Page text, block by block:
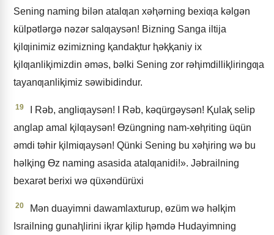
Sening naming bilǝn atalƣan xǝⱨǝrning bexiƣa kǝlgǝn
külpǝtlǝrgǝ nǝzǝr salƣaysǝn! Bizning Sanga iltija
ⱪilƣinimiz ɵzimizning ⱪandaⱪtur ⱨǝⱪⱪaniy ix
ⱪilƣanliⱪimizdin ǝmǝs, bǝlki Sening zor rǝⱨimdilliⱪliringƣa
tayanƣanliⱪimiz sǝwibidindur.
19
I Rǝb, angliƣaysǝn! I Rǝb, kǝqürgǝysǝn! Ⱪulaⱪ selip
anglap amal ⱪilƣaysǝn! Ɵzüngning nam-xɵⱨriting üqün
ǝmdi tǝhir ⱪilmiƣaysǝn! Qünki Sening bu xǝⱨiring wǝ bu
hǝlⱪing Ɵz naming asasida atalƣanidi!». Jǝbrailning
bexarǝt berixi wǝ qüxǝndürüxi
20
Mǝn duayimni dawamlaxturup, ɵzüm wǝ hǝlⱪim
Israilning gunaⱨlirini iⱪrar ⱪilip ⱨǝmdǝ Hudayimning